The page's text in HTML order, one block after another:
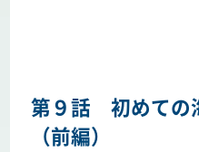
第９話 初めての
（前編）